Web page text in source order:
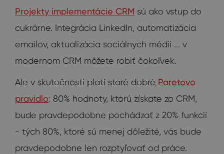
Projekty implementácie CRM sú ako vstup do
cukrárne. Integrácia LinkedIn, automatizácia
emailov, aktualizácia sociálnych médií ... v
modernom CRM môžete robiť čokoľvek.
Ale v skutočnosti platí staré dobré Paretovo
pravidlo: 80% hodnoty, ktorú získate zo CRM,
bude pravdepodobne pochádzať z 20% funkcií
- tých 80%, ktoré sú menej dôležité, vás bude
pravdepodobne len rozptyľovať od práce.